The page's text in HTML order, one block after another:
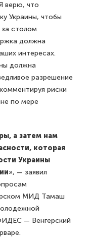
верю, что
Украины, чтобы
за столом
должна
интересах.
должна
разрешение
риски
по мере
а затем нам
которая
Украины
», — заявил
МИД Тамаш
— Венгерский